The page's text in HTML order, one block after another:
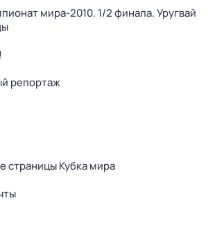
мира-2010. 1/2 финала. Уругвай
репортаж
страницы Кубка мира